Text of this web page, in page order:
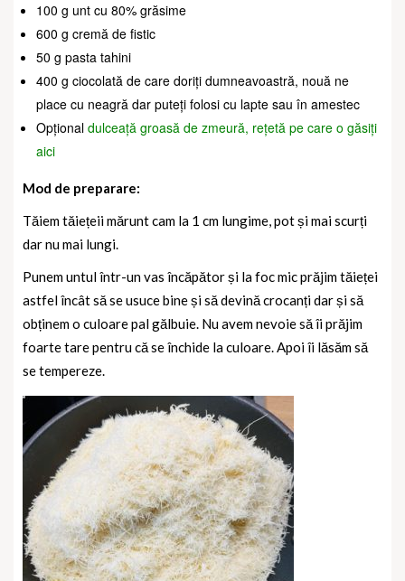
100 g unt cu 80% grăsime
600 g cremă de fistic
50 g pasta tahini
400 g ciocolată de care doriți dumneavoastră, nouă ne
place cu neagră dar puteți folosi cu lapte sau în amestec
Opțional dulceață groasă de zmeură, rețetă pe care o găsiți
aici
Mod de preparare:
Tăiem tăiețeii mărunt cam la 1 cm lungime, pot și mai scurți
dar nu mai lungi.
Punem untul într-un vas încăpător și la foc mic prăjim tăieței
astfel încât să se usuce bine și să devină crocanți dar și să
obținem o culoare pal gălbuie. Nu avem nevoie să îi prăjim
foarte tare pentru că se închide la culoare. Apoi îi lăsăm să
se tempereze.